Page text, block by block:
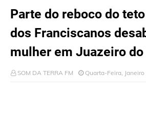
Parte do reboco do
dos Franciscanos
mulher em Juazeiro
SOM DA TERRA FM Quarta-Feira,